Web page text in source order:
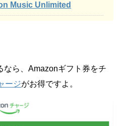
Music Unlimited
なら、Amazonギフト券をチ
ージがお得ですよ。